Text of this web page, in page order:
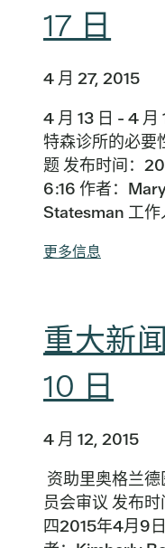
17 日
4 月 27, 2015
4 月 13 日 - 4 月
特森诊所的必要
题 发布时间：
6:16 作者：
Statesman 工
更多信息
重大新
10 日
4 月 12, 2015
资助里奥格兰
员会审议 发布
四2015年4月9